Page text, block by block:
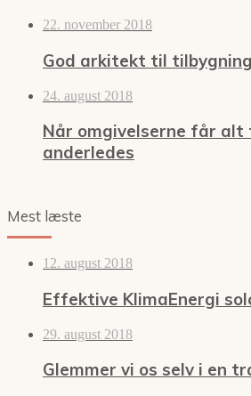
22. november 2018
God arkitekt til tilbygning
24. august 2018
Når omgivelserne får alt
anderledes
Mest læste
12. august 2018
Effektive KlimaEnergi
29. august 2018
Glemmer vi os selv i en